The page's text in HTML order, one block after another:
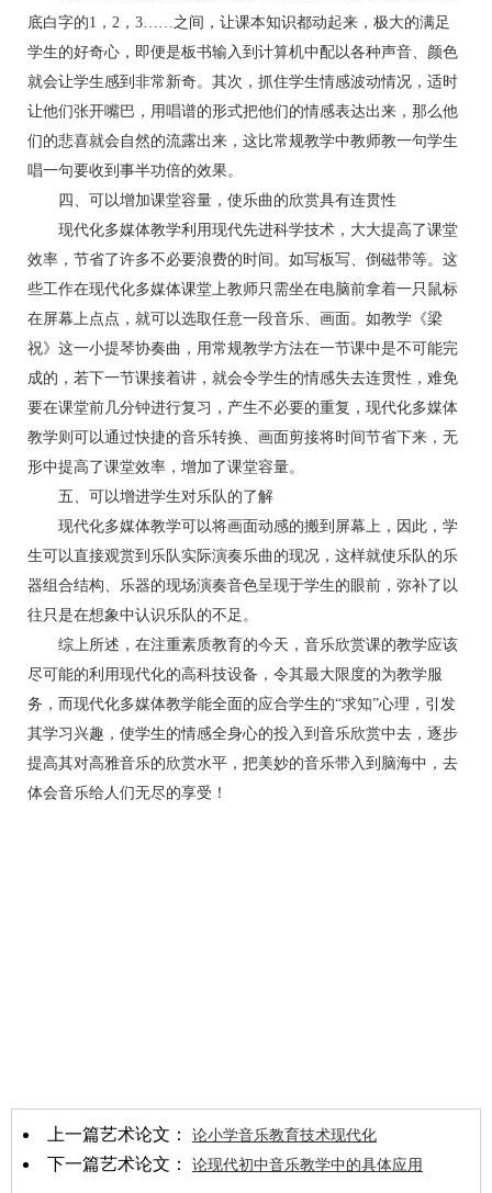
底白字的1，2，3……之间，让课本知识都动起来，极大的满足
学生的好奇心，即便是板书输入到计算机中配以各种声音、颜色
就会让学生感到非常新奇。其次，抓住学生情感波动情况，适时
让他们张开嘴巴，用唱谱的形式把他们的情感表达出来，那么他
们的悲喜就会自然的流露出来，这比常规教学中教师教一句学生
唱一句要收到事半功倍的效果。
四、可以增加课堂容量，使乐曲的欣赏具有连贯性
现代化多媒体教学利用现代先进科学技术，大大提高了课堂
效率，节省了许多不必要浪费的时间。如写板写、倒磁带等。这
些工作在现代化多媒体课堂上教师只需坐在电脑前拿着一只鼠标
在屏幕上点点，就可以选取任意一段音乐、画面。如教学《梁
祝》这一小提琴协奏曲，用常规教学方法在一节课中是不可能完
成的，若下一节课接着讲，就会令学生的情感失去连贯性，难免
要在课堂前几分钟进行复习，产生不必要的重复，现代化多媒体
教学则可以通过快捷的音乐转换、画面剪接将时间节省下来，无
形中提高了课堂效率，增加了课堂容量。
五、可以增进学生对乐队的了解
现代化多媒体教学可以将画面动感的搬到屏幕上，因此，学
生可以直接观赏到乐队实际演奏乐曲的现况，这样就使乐队的乐
器组合结构、乐器的现场演奏音色呈现于学生的眼前，弥补了以
往只是在想象中认识乐队的不足。
综上所述，在注重素质教育的今天，音乐欣赏课的教学应该
尽可能的利用现代化的高科技设备，令其最大限度的为教学服
务，而现代化多媒体教学能全面的应合学生的“求知”心理，引发
其学习兴趣，使学生的情感全身心的投入到音乐欣赏中去，逐步
提高其对高雅音乐的欣赏水平，把美妙的音乐带入到脑海中，去
体会音乐给人们无尽的享受！
上一篇艺术论文： 论小学音乐教育技术现代化
下一篇艺术论文： 论现代初中音乐教学中的具体应用